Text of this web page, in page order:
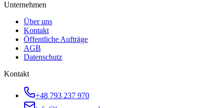
Unternehmen
Über uns
Kontakt
Öffentliche Aufträge
AGB
Datenschutz
Kontakt
+48 793 237 970